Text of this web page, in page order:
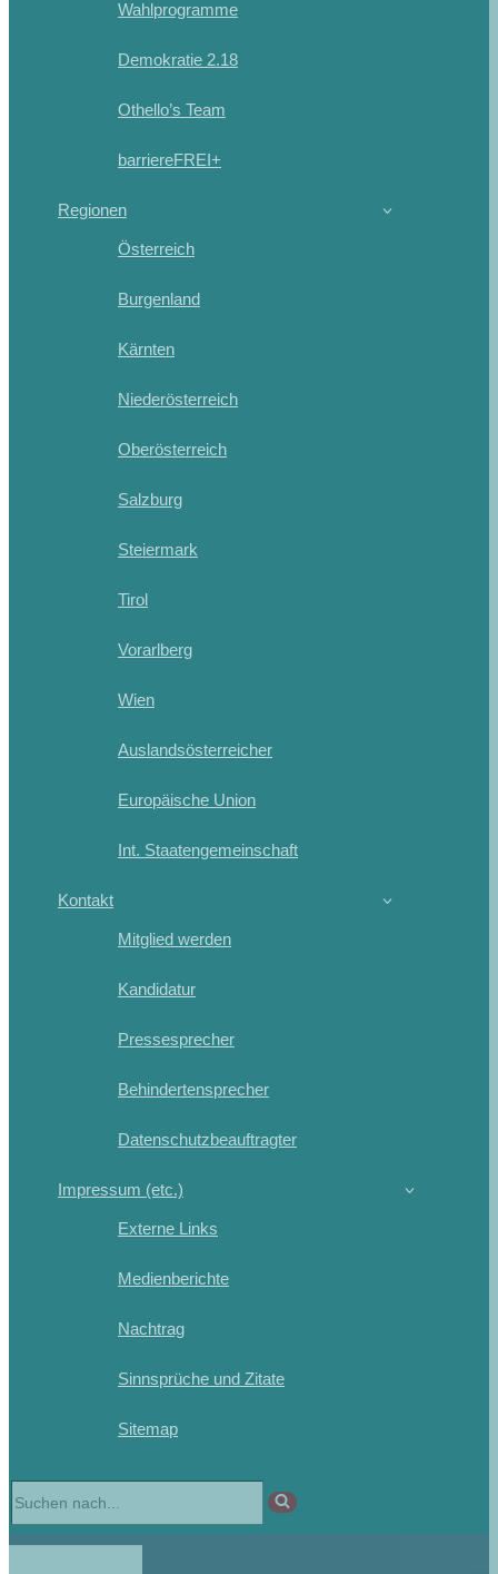
Wahlprogramme
Demokratie 2.18
Othello’s Team
barriereFREI+
Regionen
Österreich
Burgenland
Kärnten
Niederösterreich
Oberösterreich
Salzburg
Steiermark
Tirol
Vorarlberg
Wien
Auslandsösterreicher
Europäische Union
Int. Staatengemeinschaft
Kontakt
Mitglied werden
Kandidatur
Pressesprecher
Behindertensprecher
Datenschutzbeauftragter
Impressum (etc.)
Externe Links
Medienberichte
Nachtrag
Sinnsprüche und Zitate
Sitemap